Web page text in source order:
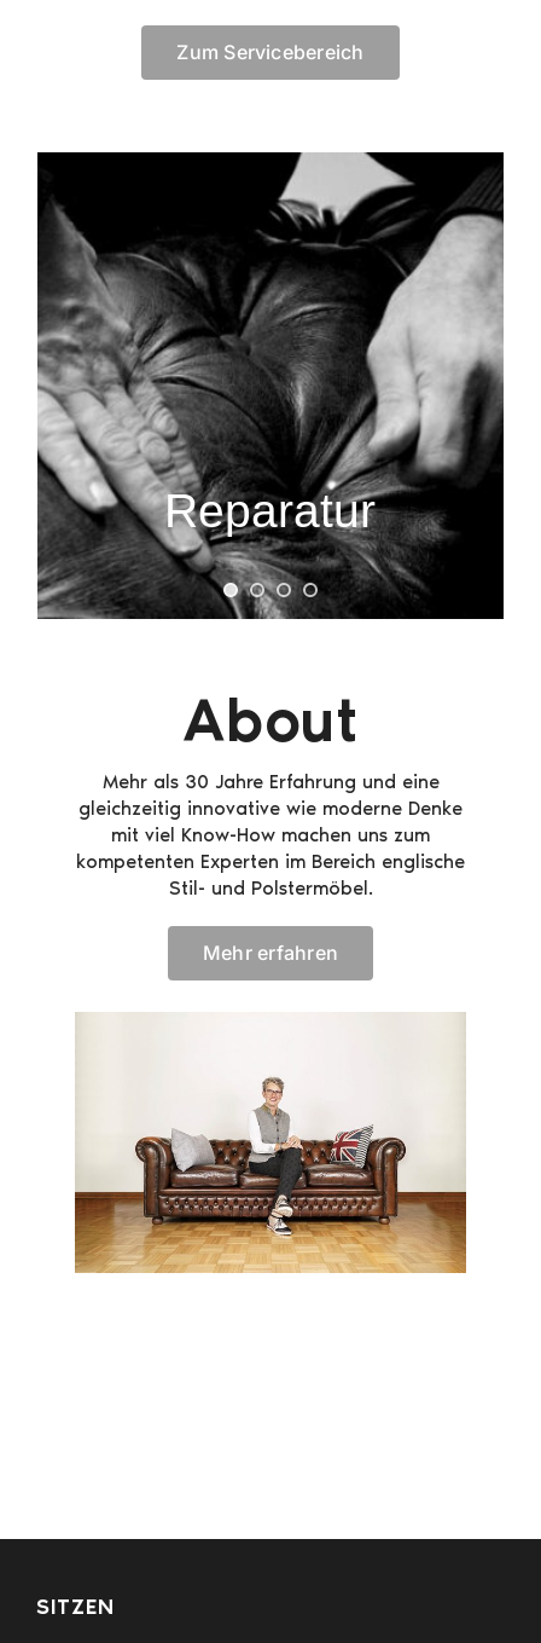
Zum Servicebereich
Reparatur
About
Mehr als 30 Jahre Erfahrung und eine
gleichzeitig innovative wie moderne Denke
mit viel Know-How machen uns zum
kompetenten Experten im Bereich englische
Stil- und Polstermöbel.
Mehr erfahren
SITZEN